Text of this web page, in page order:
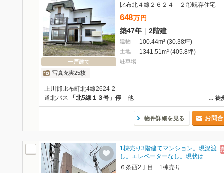
一戸建て
写真充実25枚
比布北４線２６２４－２①既存住宅
648万 円
築47年 | 2階建
建物 100.44m² (30.38坪)
土地 1341.51m² (405.8坪)
駐車場 －
上川郡比布町北4線2624-2
… 徒
道北バス 「北5線１３号」停 他
物件詳細を見る お問
1棟売り3階建てマンション。現況渡
し。エレベーターなし。現状は…
６条西2丁目 1棟売り